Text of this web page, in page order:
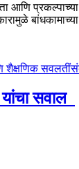
आणि
बांधकामाच्या
सवाल